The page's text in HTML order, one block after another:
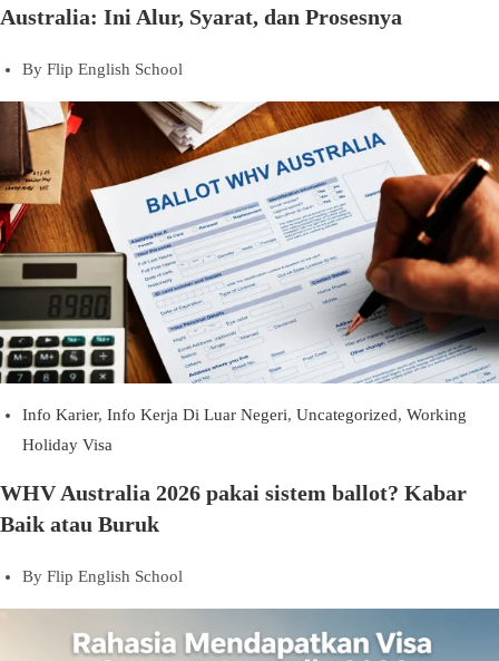
Australia: Ini Alur, Syarat, dan Prosesnya
By Flip English School
Info Karier, Info Kerja Di Luar Negeri, Uncategorized, Working
Holiday Visa
WHV Australia 2026 pakai sistem ballot? Kabar
Baik atau Buruk
By Flip English School